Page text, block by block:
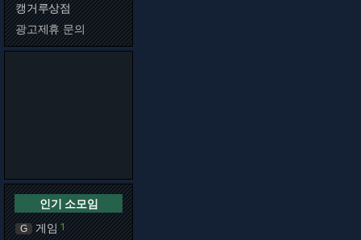
캥거루상점
광고제휴 문의
인기 소모임
G 게임 1